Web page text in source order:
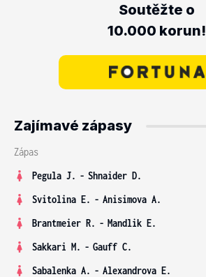
Soutěžte o
10.000 korun!
Zajímavé zápasy
Zápas
Pegula J. - Shnaider D.
Svitolina E. - Anisimova A.
Brantmeier R. - Mandlik E.
Sakkari M. - Gauff C.
Sabalenka A. - Alexandrova E.